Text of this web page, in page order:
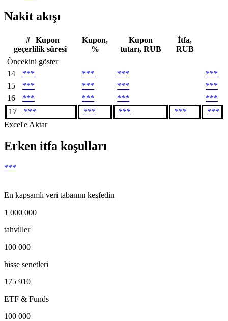
Nakit akışı
#
Kupon
geçerlilik süresi
Kupon,
%
Kupon
tutarı, RUB
İtfa,
RUB
Öncekini göster
14
*** *** ***
***
15
*** *** ***
***
16
*** *** ***
***
17
*** *** *** ***
***
Excel'e Aktar
Erken itfa koşulları
***
En kapsamlı veri tabanını keşfedin
1 000 000
tahvi̇ller
100 000
hisse senetleri
175 910
ETF & Funds
100 000